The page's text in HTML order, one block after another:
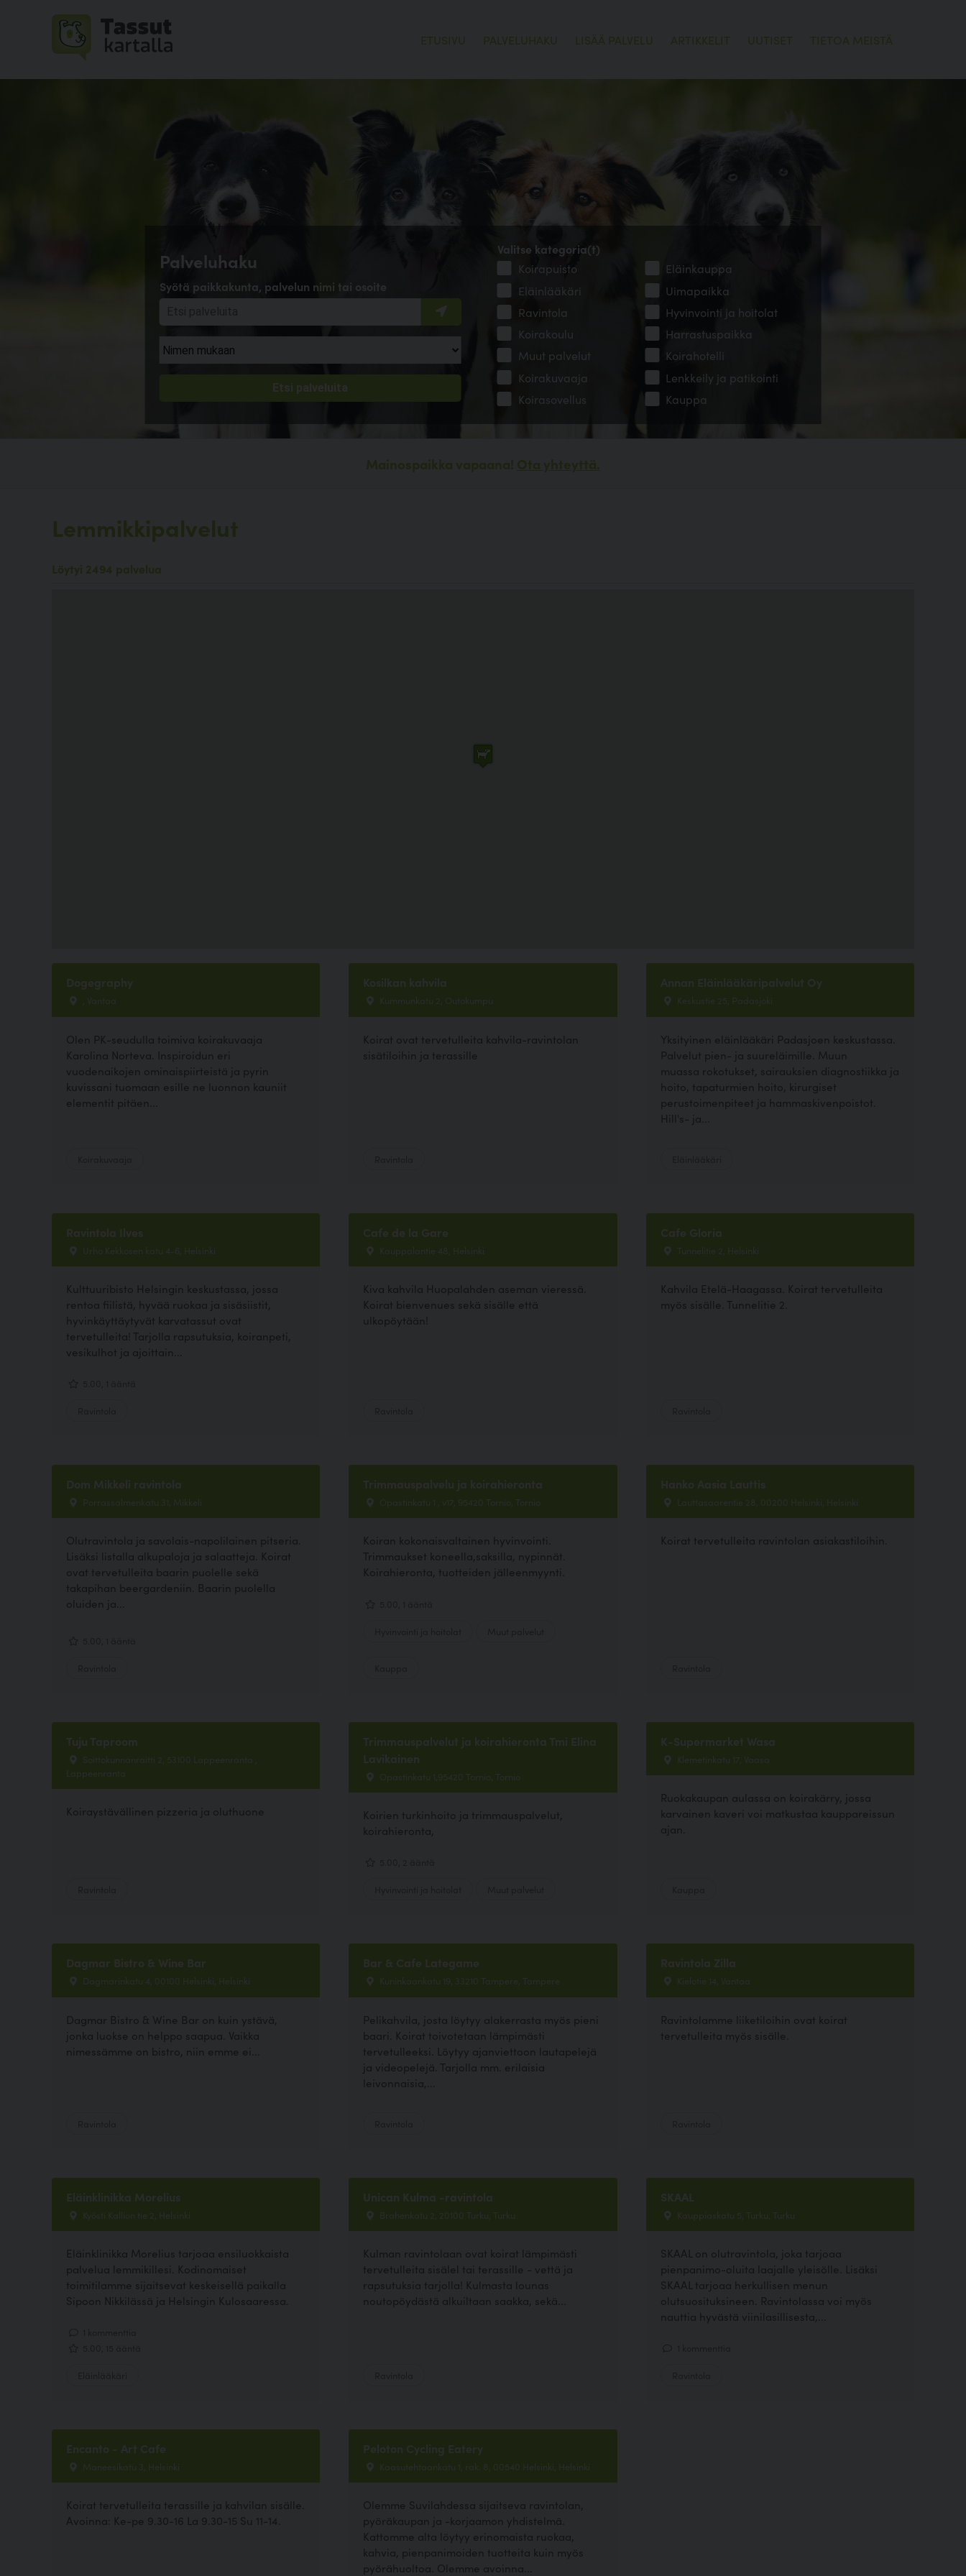
ETUSIVU PALVELUHAKU LISÄÄ PALVELU ARTIKKELIT UUTISET TIETOA MEISTÄ
Palveluhaku
Syötä paikkakunta, palvelun nimi tai osoite
Valitse kategoria(t)
Koirapuisto
Eläinkauppa
Eläinlääkäri
Uimapaikka
Ravintola
Hyvinvointi ja hoitolat
Koirakoulu
Harrastuspaikka
Muut palvelut
Koirahotelli
Koirakuvaaja
Lenkkeily ja patikointi
Koirasovellus
Kauppa
Mainospaikka vapaana! Ota yhteyttä.
Lemmikkipalvelut
Löytyi 2494 palvelua
Dogegraphy
, Vantaa
Olen PK-seudulla toimiva koirakuvaaja
Karolina Norteva. Inspiroidun eri
vuodenaikojen ominaispiirteistä ja pyrin
kuvissani tuomaan esille ne luonnon kauniit
elementit pitäen...
Kosilkan kahvila
Kummunkatu 2, Outokumpu
Koirat ovat tervetulleita kahvila-ravintolan
sisätiloihin ja terassille
Annan Eläinlääkäripalvelut Oy
Keskustie 25, Padasjoki
Yksityinen eläinlääkäri Padasjoen keskustassa.
Palvelut pien- ja suureläimille. Muun
muassa rokotukset, sairauksien diagnostiikka ja
hoito, tapaturmien hoito, kirurgiset
perustoimenpiteet ja hammaskivenpoistot.
Hill's- ja...
Ravintola Ilves
Urho Kekkosen katu 4-6, Helsinki
Kulttuuribisto Helsingin keskustassa, jossa
rentoa fiilistä, hyvää ruokaa ja sisäsiistit,
hyvinkäyttäytyvät karvatassut ovat
tervetulleita! Tarjolla rapsutuksia, koiranpeti,
vesikulhot ja ajoittain...
Cafe de la Gare
Kauppalantie 48, Helsinki
Kiva kahvila Huopalahden aseman vieressä.
Koirat bienvenues sekä sisälle että
ulkopöytään!
Cafe Gloria
Tunnelitie 2, Helsinki
Kahvila Etelä-Haagassa. Koirat tervetulleita
myös sisälle. Tunnelitie 2.
Dom Mikkeli ravintola
Porrassalmenkatu 31, Mikkeli
Olutravintola ja savolais-napolilainen pitseria.
Lisäksi listalla alkupaloja ja salaatteja. Koirat
ovat tervetulleita baarin puolelle sekä
takapihan beergardeniin. Baarin puolella
oluiden ja...
Trimmauspalvelu ja koirahieronta
Opastinkatu 1 , v17, 95420 Tornio, Tornio
Koiran kokonaisvaltainen hyvinvointi.
Trimmaukset koneella,saksilla, nypinnät.
Koirahieronta, tuotteiden jälleenmyynti.
Hanko Aasia Lauttis
Lauttasaarentie 28, 00200 Helsinki, Helsinki
Koirat tervetulleita ravintolan asiakastiloihin.
Tuju Taproom
Soittokunnanraitti 2, 53100 Lappeenranta ,
Lappeenranta
Koiraystävällinen pizzeria ja oluthuone
Trimmauspalvelut ja koirahieronta Tmi Elina
Lavikainen
Opastinkatu 1,95420 Tornio, Tornio
Koirien turkinhoito ja trimmauspalvelut,
koirahieronta,
K-Supermarket Wasa
Klemetinkatu 17, Vaasa
Ruokakaupan aulassa on koirakärry, jossa
karvainen kaveri voi matkustaa kauppareissun
ajan.
Dagmar Bistro & Wine Bar
Dagmarinkatu 4, 00100 Helsinki, Helsinki
Dagmar Bistro & Wine Bar on kuin ystävä,
jonka luokse on helppo saapua. Vaikka
nimessämme on bistro, niin emme ei...
Bar & Cafe Lategame
Kuninkaankatu 19, 33210 Tampere, Tampere
Pelikahvila, josta löytyy alakerrasta myös pieni
baari. Koirat toivotetaan lämpimästi
tervetulleeksi. Löytyy ajanviettoon lautapelejä
ja videopelejä. Tarjolla mm. erilaisia
leivonnaisia,...
Ravintola Zilla
Kielotie 14, Vantaa
Ravintolamme liiketiloihin ovat koirat
tervetulleita myös sisälle.
Eläinklinikka Morelius
Kyösti Kallion tie 2, Helsinki
Eläinklinikka Morelius tarjoaa ensiluokkaista
palvelua lemmikillesi. Kodinomaiset
toimitilamme sijaitsevat keskeisellä paikalla
Sipoon Nikkilässä ja Helsingin Kulosaaressa.
Unican Kulma -ravintola
Brahenkatu 2, 20100 Turku, Turku
Kulman ravintolaan ovat koirat lämpimästi
tervetulleita sisälel tai terassille - vettä ja
rapsutuksia tarjolla! Kulmasta lounas
noutopöydästä alkuiltaan saakka, sekä...
SKAAL
Kauppiaskatu 5, Turku, Turku
SKAAL on olutravintola, joka tarjoaa
pienpanimo-oluita laajalle yleisölle. Lisäksi
SKAAL tarjoaa herkullisen menun
olutsuosituksineen. Ravintolassa voi myös
nauttia hyvästä viinilasillisesta,...
Encanto - Art Cafe
Maneesikatu 3, Helsinki
Koirat tervetulleita terassille ja kahvilan sisälle.
Avoinna: Ke-pe 9.30-16 La 9.30-15 Su 11-14.
Peloton Cycling Eatery
Kaasutehtaankatu 1, rak. 8, 00540 Helsinki, Helsinki
Olemme Suvilahdessa sijaitseva ravintolan,
pyöräkaupan ja -korjaamon yhdistelmä.
Kattomme alta löytyy erinomaista ruokaa,
kahvia, pienpanimoiden tuotteita kuin myös
pyörähuoltoa. Olemme avoinna...